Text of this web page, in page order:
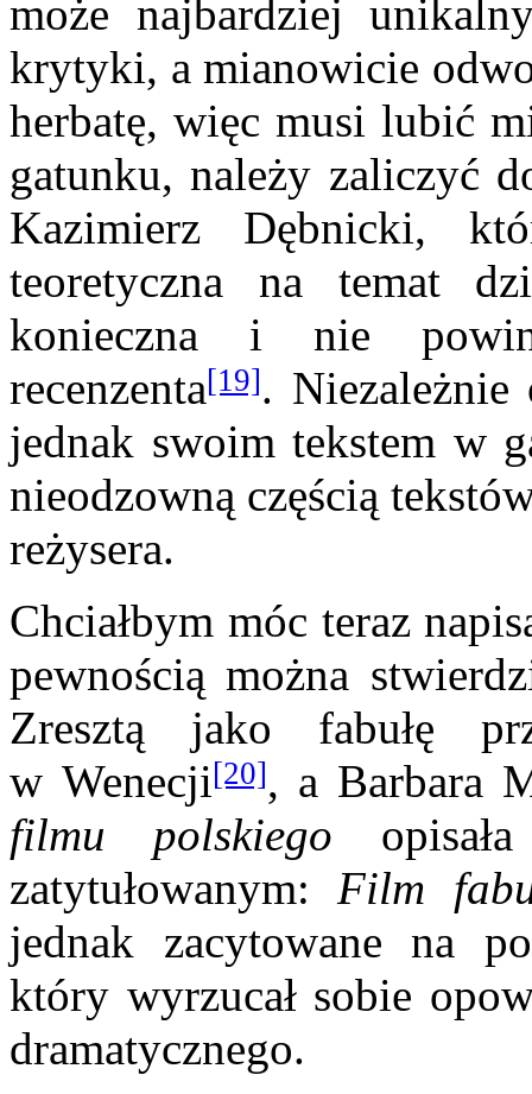
może najbardziej
krytyki, a mianowicie
herbatę, więc musi lubić
gatunku, należy zaliczyć
Kazimierz Dębnicki,
teoretyczna na temat
konieczna i nie
recenzenta[19]. Niezależnie
jednak swoim tekstem w
nieodzowną częścią
reżysera.
Chciałbym móc teraz
pewnością można
Zresztą jako fabułę
w Wenecji[20], a Barbara
filmu polskiego opisała
zatytułowanym:Film
jednak zacytowane na
który wyrzucał sobie
dramatycznego.